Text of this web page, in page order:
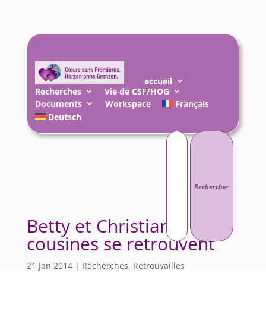
accueil
Recherches
Vie de CSF/HOG
Documents
Workspace
Français
Deutsch
Rechercher :
Betty et Christiane, 2
cousines se retrouvent
21 Jan 2014| Recherches, Retrouvailles